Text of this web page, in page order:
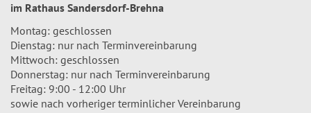
im Rathaus Sandersdorf-Brehna
Montag: geschlossen
Dienstag: nur nach Terminvereinbarung
Mittwoch: geschlossen
Donnerstag: nur nach Terminvereinbarung
Freitag: 9:00 - 12:00 Uhr
sowie nach vorheriger terminlicher Vereinbarung